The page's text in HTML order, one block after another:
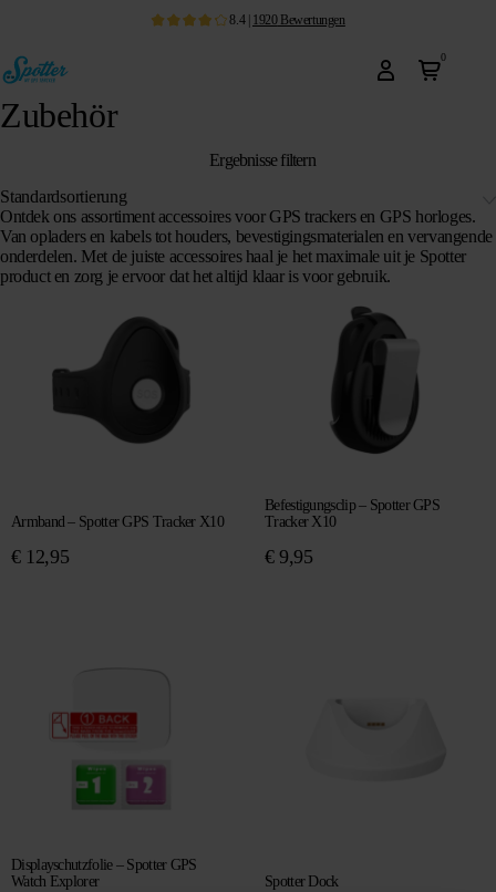
8.4| 1920 Bewertungen
0
Zubehör
Ergebnisse filtern
Ontdek ons assortiment accessoires voor GPS trackers en GPS horloges.
Van opladers en kabels tot houders, bevestigingsmaterialen en vervangende
onderdelen. Met de juiste accessoires haal je het maximale uit je Spotter
product en zorg je ervoor dat het altijd klaar is voor gebruik.
Armband – Spotter GPS Tracker X10
€12,95
Befestigungsclip – Spotter GPS
Tracker X10
€9,95
Displayschutzfolie – Spotter GPS
Watch Explorer
Spotter Dock